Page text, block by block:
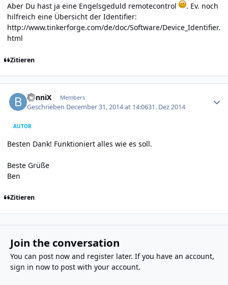
Aber Du hast ja eine Engelsgeduld remotecontrol
. Ev. noch
hilfreich eine Übersicht der Identifier:
http://www.tinkerforge.com/de/doc/Software/Device_Identifier.
html
Zitieren
BenniX Members
Geschrieben December 31, 2014 at 14:0631. Dez 2014
AUTOR
Besten Dank! Funktioniert alles wie es soll.
Beste Grüße
Ben
Zitieren
Join the conversation
You can post now and register later. If you have an account,
sign in nowto post with your account.